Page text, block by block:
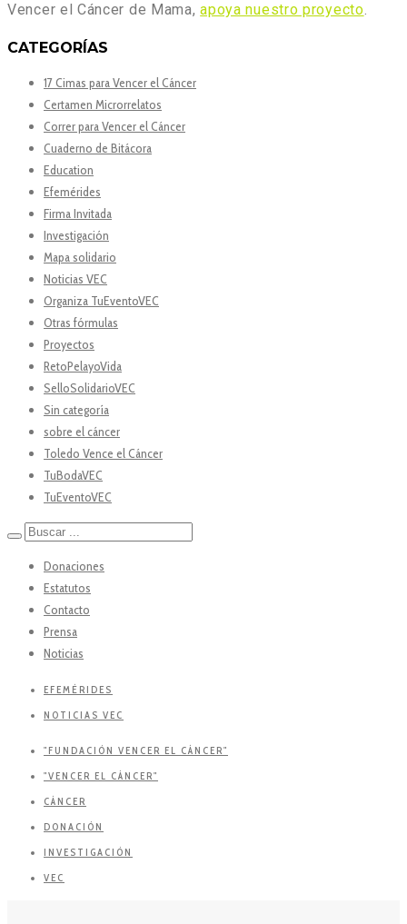
Vencer el Cáncer de Mama,apoya nuestro proyecto.
CATEGORÍAS
17 Cimas para Vencer el Cáncer
Certamen Microrrelatos
Correr para Vencer el Cáncer
Cuaderno de Bitácora
Education
Efemérides
Firma Invitada
Investigación
Mapa solidario
Noticias VEC
Organiza TuEventoVEC
Otras fórmulas
Proyectos
RetoPelayoVida
SelloSolidarioVEC
Sin categoría
sobre el cáncer
Toledo Vence el Cáncer
TuBodaVEC
TuEventoVEC
Donaciones
Estatutos
Contacto
Prensa
Noticias
EFEMÉRIDES
NOTICIAS VEC
"FUNDACIÓN VENCER EL CÁNCER"
"VENCER EL CÁNCER"
CÁNCER
DONACIÓN
INVESTIGACIÓN
VEC